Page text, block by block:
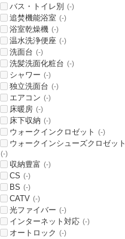
バス・トイレ別 (-)
追焚機能浴室 (-)
浴室乾燥機 (-)
温水洗浄便座 (-)
洗面台 (-)
洗髪洗面化粧台 (-)
シャワー (-)
独立洗面台 (-)
エアコン (-)
床暖房 (-)
床下収納 (-)
ウォークインクロゼット (-)
ウォークインシューズクロゼット
(-)
収納豊富 (-)
CS (-)
BS (-)
CATV (-)
光ファイバー (-)
インターネット対応 (-)
オートロック (-)